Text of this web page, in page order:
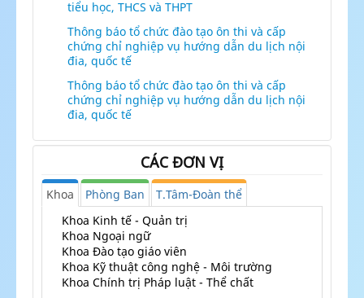
tiểu học, THCS và THPT
Thông báo tổ chức đào tạo ôn thi và cấp
chứng chỉ nghiệp vụ hướng dẫn du lịch nội
đia, quốc tế
Thông báo tổ chức đào tạo ôn thi và cấp
chứng chỉ nghiệp vụ hướng dẫn du lịch nội
đia, quốc tế
CÁC ĐƠN VỊ
Khoa Phòng Ban
T.Tâm-Đoàn thể
Khoa Kinh tế - Quản trị
Khoa Ngoại ngữ
Khoa Đào tạo giáo viên
Khoa Kỹ thuật công nghệ - Môi trường
Khoa Chính trị Pháp luật - Thể chất